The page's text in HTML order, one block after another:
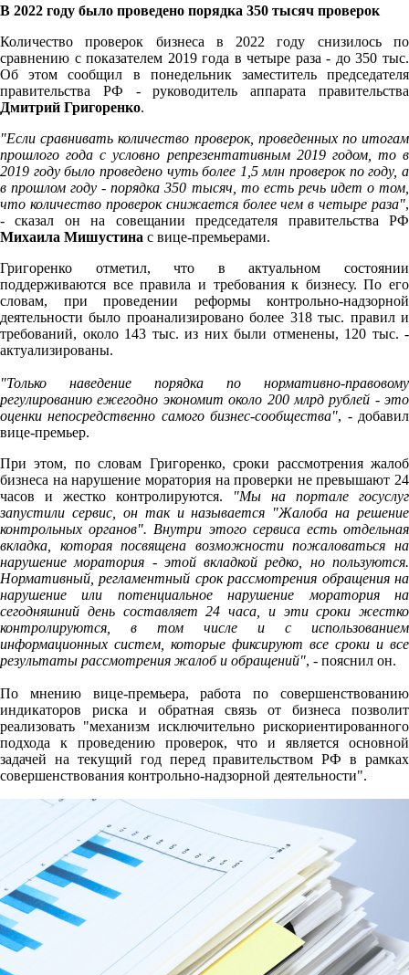
В 2022 году было проведено порядка 350 тысяч проверок
Количество проверок бизнеса в 2022 году снизилось по
сравнению с показателем 2019 года в четыре раза - до 350 тыс.
Об этом сообщил в понедельник заместитель председателя
правительства РФ - руководитель аппарата правительства
Дмитрий Григоренко.
"Если сравнивать количество проверок, проведенных по итогам
прошлого года с условно репрезентативным 2019 годом, то в
2019 году было проведено чуть более 1,5 млн проверок по году, а
в прошлом году - порядка 350 тысяч, то есть речь идет о том,
что количество проверок снижается более чем в четыре раза",
- сказал он на совещании председателя правительства РФ
Михаила Мишустина с вице-премьерами.
Григоренко отметил, что в актуальном состоянии
поддерживаются все правила и требования к бизнесу. По его
словам, при проведении реформы контрольно-надзорной
деятельности было проанализировано более 318 тыс. правил и
требований, около 143 тыс. из них были отменены, 120 тыс. -
актуализированы.
"Только наведение порядка по нормативно-правовому
регулированию ежегодно экономит около 200 млрд рублей - это
оценки непосредственно самого бизнес-сообщества", - добавил
вице-премьер.
При этом, по словам Григоренко, сроки рассмотрения жалоб
бизнеса на нарушение моратория на проверки не превышают 24
часов и жестко контролируются.
"Мы на портале госуслуг
запустили сервис, он так и называется "Жалоба на решение
контрольных органов". Внутри этого сервиса есть отдельная
вкладка, которая посвящена возможности пожаловаться на
нарушение моратория - этой вкладкой редко, но пользуются.
Нормативный, регламентный срок рассмотрения обращения на
нарушение или потенциальное нарушение моратория на
сегодняшний день составляет 24 часа, и эти сроки жестко
контролируются, в том числе и с использованием
информационных систем, которые фиксируют все сроки и все
результаты рассмотрения жалоб и обращений", - пояснил он.
По мнению вице-премьера, работа по совершенствованию
индикаторов риска и обратная связь от бизнеса позволит
реализовать "механизм исключительно рискориентированного
подхода к проведению проверок, что и является основной
задачей на текущий год перед правительством РФ в рамках
совершенствования контрольно-надзорной деятельности".